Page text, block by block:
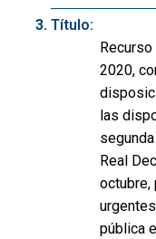
Título:
2020,
las
Real
octubre,
pública